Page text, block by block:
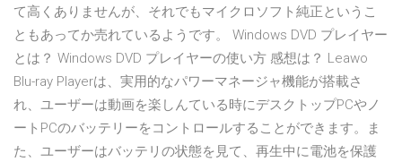
て高くありませんが、それでもマイクロソフト純正というこ
ともあってか売れているようです。 Windows DVD プレイヤー
とは？ Windows DVD プレイヤーの使い方 感想は？ Leawo
Blu-ray Playerは、実用的なパワーマネージャ機能が搭載さ
れ、ユーザーは動画を楽しんている時にデスクトップPCやノ
ートPCのバッテリーをコントロールすることができます。ま
た、ユーザーはバッテリの状態を見て、再生中に電池を保護